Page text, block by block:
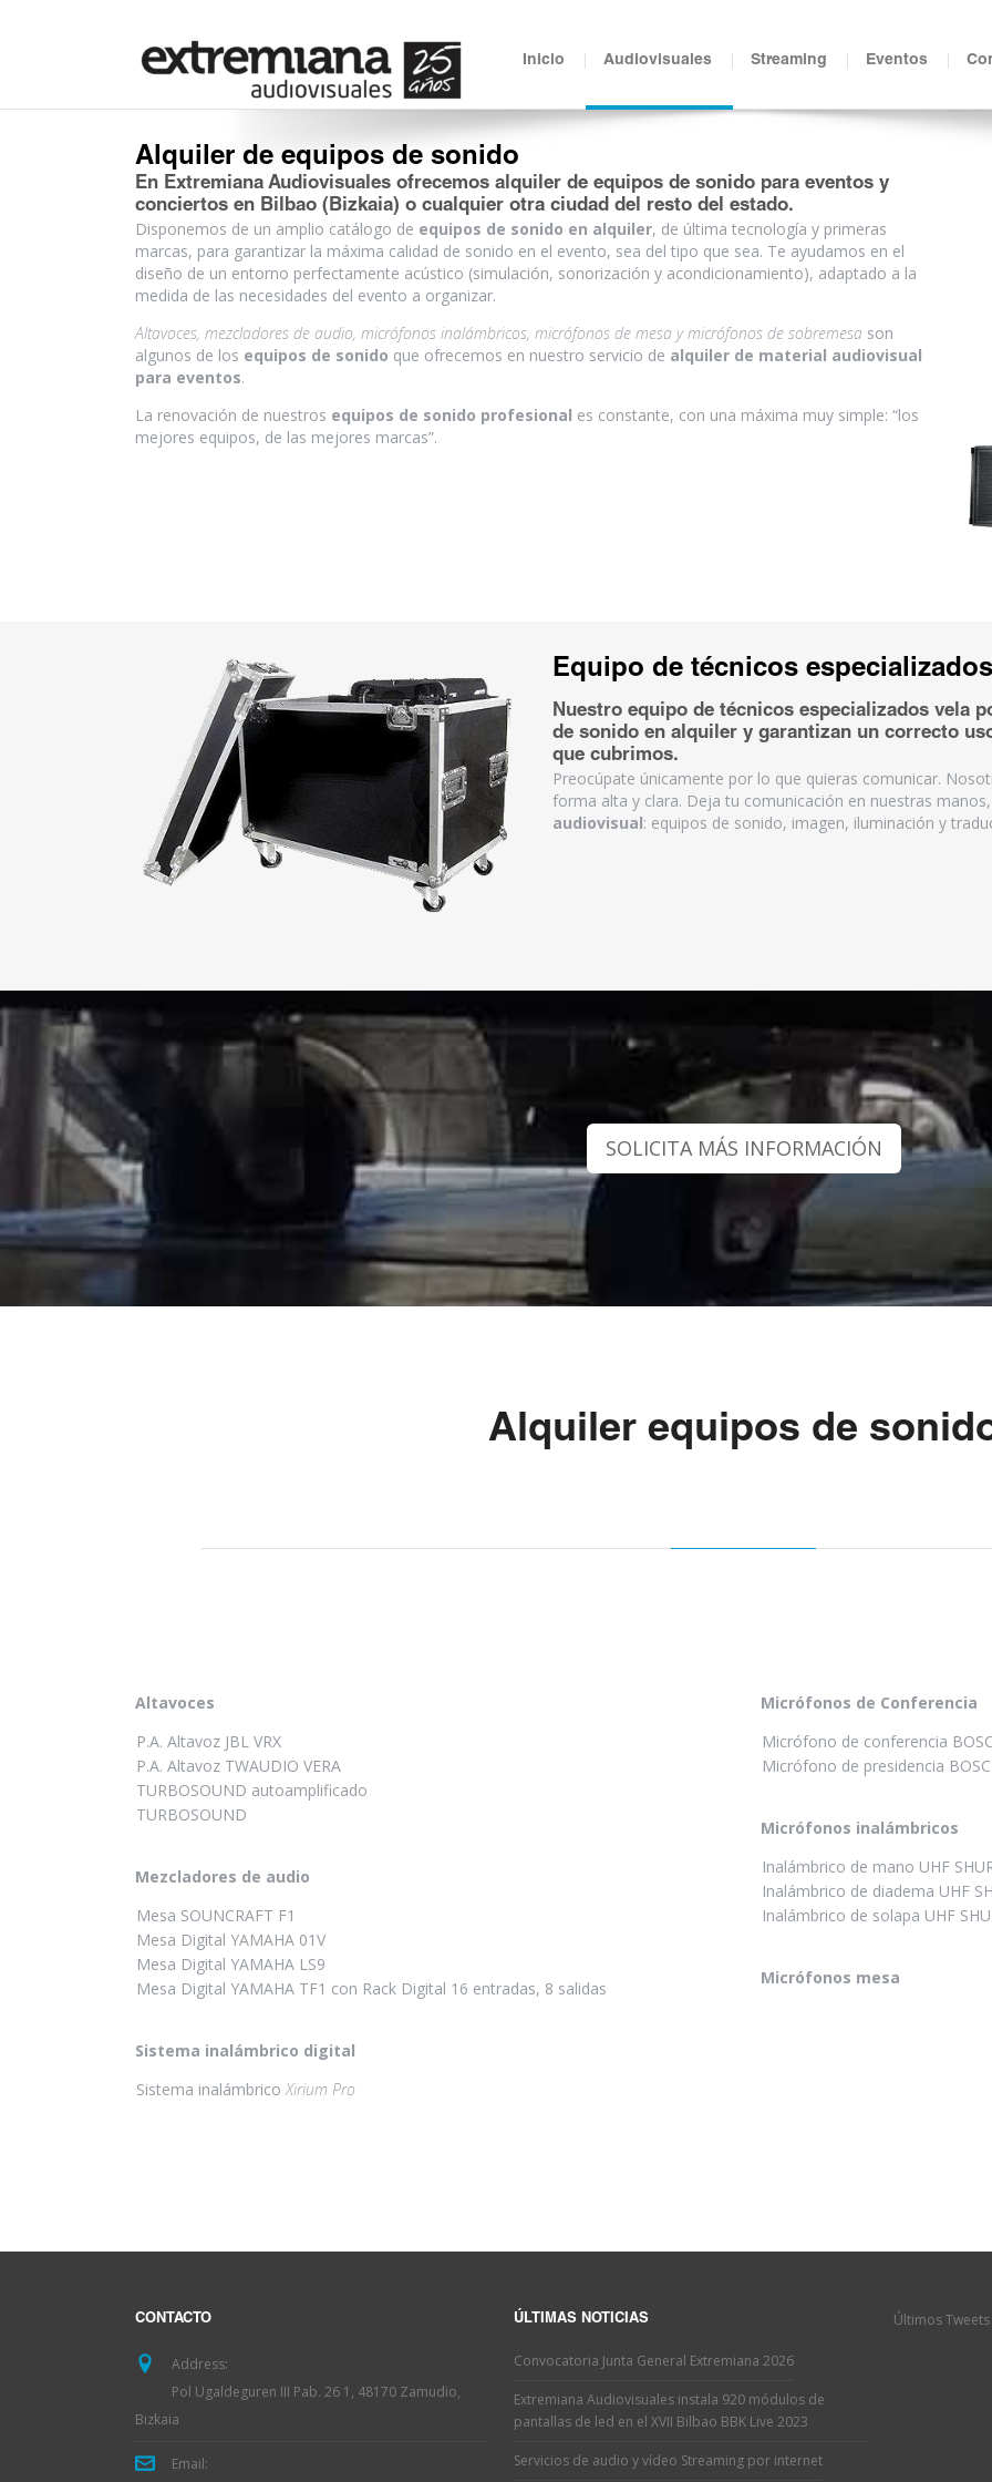
Inicio Audiovisuales Streaming Eventos
Alquiler de equipos de sonido
En Extremiana Audiovisuales ofrecemos alquiler de equipos de sonido para eventos y
conciertos en Bilbao (Bizkaia) o cualquier otra ciudad del resto del estado.
Disponemos de un amplio catálogo de equipos de sonido en alquiler, de última tecnología y primeras
marcas, para garantizar la máxima calidad de sonido en el evento, sea del tipo que sea. Te ayudamos en el
diseño de un entorno perfectamente acústico (simulación, sonorización y acondicionamiento), adaptado a la
medida de las necesidades del evento a organizar.
Altavoces, mezcladores de audio, micrófonos inalámbricos, micrófonos de mesa y micrófonos de sobremesa son
algunos de los equipos de sonido que ofrecemos en nuestro servicio de alquiler de material audiovisual
para eventos.
La renovación de nuestros equipos de sonido profesional es constante, con una máxima muy simple: “los
mejores equipos, de las mejores marcas”.
Equipo de técnicos especializados
Nuestro equipo de técnicos especializados vela
de sonido en alquiler y garantizan un correcto
que cubrimos.
Preocúpate únicamente por lo que quieras comunicar.
forma alta y clara. Deja tu comunicación en nuestras
audiovisual: equipos de sonido, imagen, iluminación y
SOLICITA MÁS INFORMACIÓN
Alquiler equipos de
Altavoces
P.A. Altavoz JBL VRX
P.A. Altavoz TWAUDIO VERA
TURBOSOUND autoamplificado
TURBOSOUND
Mezcladores de audio
Mesa SOUNCRAFT F1
Mesa Digital YAMAHA 01V
Mesa Digital YAMAHA LS9
Mesa Digital YAMAHA TF1 con Rack Digital 16 entradas, 8 salidas
Sistema inalámbrico digital
Sistema inalámbricoXirium Pro
Micrófonos de Conferencia
Micrófono de conferencia
Micrófono de presidencia
Micrófonos inalámbricos
Inalámbrico de mano UHF
Inalámbrico de diadema UHF
Inalámbrico de solapa UHF
Micrófonos mesa
CONTACTO
Address:
Pol Ugaldeguren III Pab. 26 1, 48170 Zamudio,
Bizkaia
Email:
ÚLTIMAS NOTICIAS
Convocatoria Junta General Extremiana 2026
Extremiana Audiovisuales instala 920 módulos de
pantallas de led en el XVII Bilbao BBK Live 2023
Servicios de audio y vídeo Streaming por internet
Últimos Tweets